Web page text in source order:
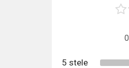
5 stele